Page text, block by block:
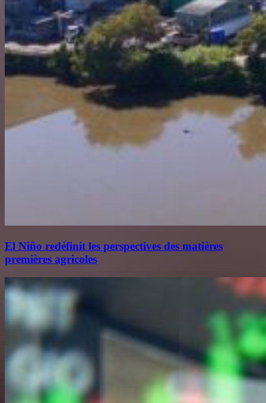
El Niño redéfinit les perspectives des matières
premières agricoles